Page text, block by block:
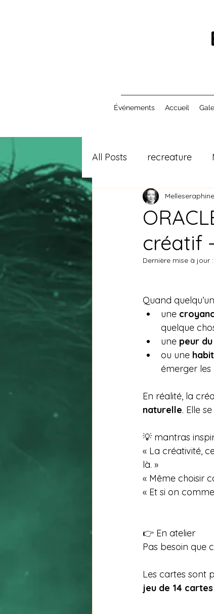
Événements Accueil
All Posts recreature
créatif
Dernière mise à jour :
Quand
une
quelque
une peur
ou une
émerger les
En réalité, la
naturelle. Elle
💡 mantras
« La créativité,
là. »
« Même choisir
« Et si on
👉 En atelier
Pas besoin que
Les cartes sont
jeu de 14